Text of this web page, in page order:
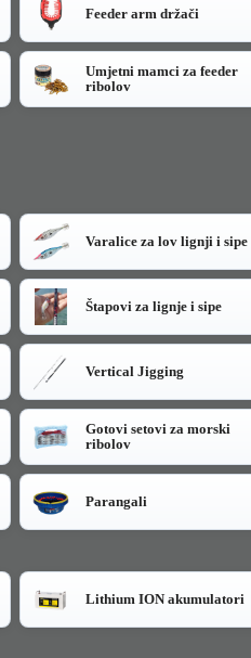
Feeder arm držači
Umjetni mamci za feeder
ribolov
Varalice za lov lignji i sipe
Štapovi za lignje i sipe
Vertical Jigging
Gotovi setovi za morski
ribolov
Parangali
Lithium ION akumulatori